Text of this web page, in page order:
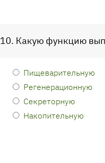
10. Какую функцию
Пищеварительную
Регенерационную
Секреторную
Накопительную